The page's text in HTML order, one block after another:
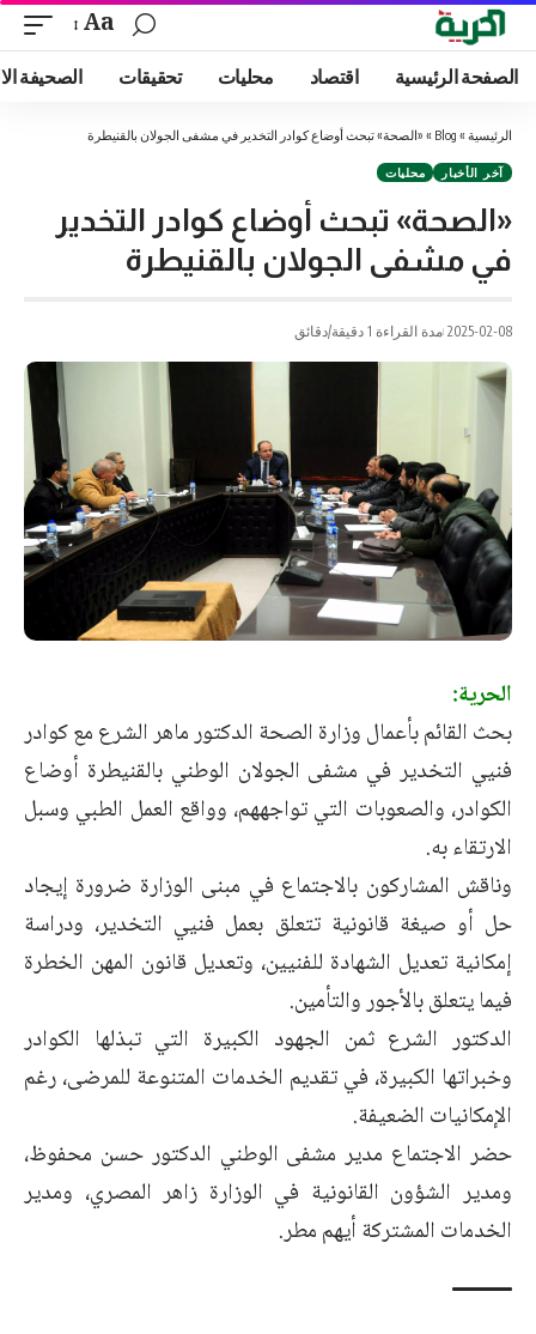
Aa
الصفحة الرئيسية اقتصاد محليات تحقيقات الصحيفة
الرئيسية »
Blog
» «الصحة» تبحث أوضاع كوادر التخدير في مشفى الجولان بالقنيطرة
آخر الأخبار محليات
«الصحة» تبحث أوضاع كوادر التخدير
في مشفى الجولان بالقنيطرة
2025-02-08 مدة القراءة 1 دقيقة/دقائق
الحرية:
بحث القائم بأعمال وزارة الصحة الدكتور ماهر الشرع مع كوادر
فنيي ‏التخدير في مشفى الجولان الوطني بالقنيطرة أوضاع
الكوادر، والصعوبات ‏التي تواجههم، وواقع العمل الطبي وسبل
الارتقاء به.‏
وناقش المشاركون بالاجتماع في مبنى الوزارة ضرورة إيجاد
حل أو صيغة ‏قانونية تتعلق بعمل فنيي التخدير، ودراسة
إمكانية تعديل الشهادة للفنيين، ‏وتعديل قانون المهن الخطرة
فيما يتعلق بالأجور والتأمين.‏
الدكتور الشرع ثمن الجهود الكبيرة التي تبذلها الكوادر
وخبراتها الكبيرة، في تقديم الخدمات ‏المتنوعة للمرضى، رغم
الإمكانيات الضعيفة.
حضر الاجتماع مدير مشفى الوطني الدكتور حسن محفوظ،
ومدير الشؤون القانونية ‏في الوزارة زاهر المصري، ومدير
الخدمات المشتركة أيهم مطر.‏